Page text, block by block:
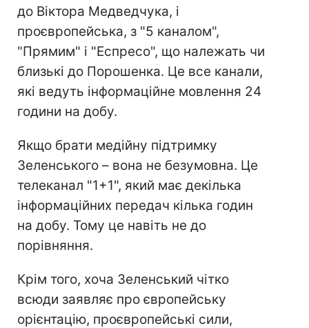
до Віктора Медведчука, і
проєвропейська, з "5 каналом",
"Прямим" і "Еспресо", що належать чи
близькі до Порошенка. Це все канали,
які ведуть інформаційне мовлення 24
години на добу.
Якщо брати медійну підтримку
Зеленського – вона не безумовна. Це
телеканал "1+1", який має декілька
інформаційних передач кілька годин
на добу. Тому це навіть не до
порівняння.
Крім того, хоча Зеленський чітко
всюди заявляє про європейську
орієнтацію, проєвропейські сили,